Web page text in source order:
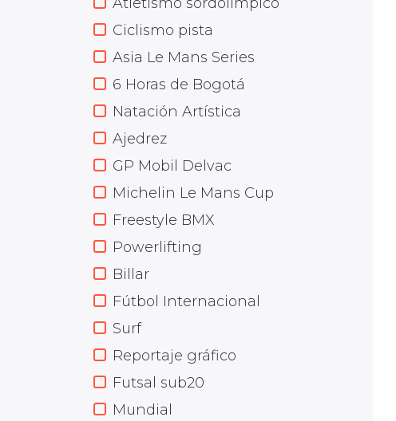
Ciclismo pista
Asia Le Mans Series
6 Horas de Bogotá
Natación Artística
Ajedrez
GP Mobil Delvac
Michelin Le Mans Cup
Freestyle BMX
Powerlifting
Billar
Fútbol Internacional
Surf
Reportaje gráfico
Futsal sub20
Mundial